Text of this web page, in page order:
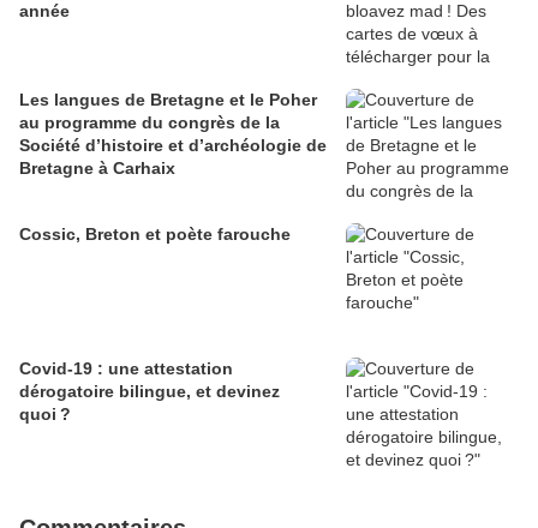
année
Les langues de Bretagne et le Poher
au programme du congrès de la
Société d’histoire et d’archéologie de
Bretagne à Carhaix
Cossic, Breton et poète farouche
Covid-19 : une attestation
dérogatoire bilingue, et devinez
quoi ?